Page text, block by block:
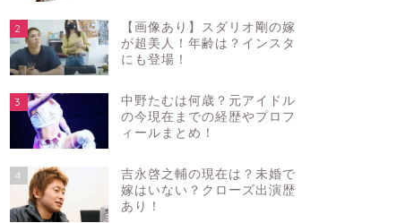
2
【画像あり】スダリオ剛の嫁
が超美人！年齢は？インスタ
にも登場！
3
中野たむは何歳？元アイドル
の今現在までの経歴やプロフ
ィールまとめ！
4
吉永啓之輔の現在は？未婚で
嫁はいない？クローズ出演歴
あり！